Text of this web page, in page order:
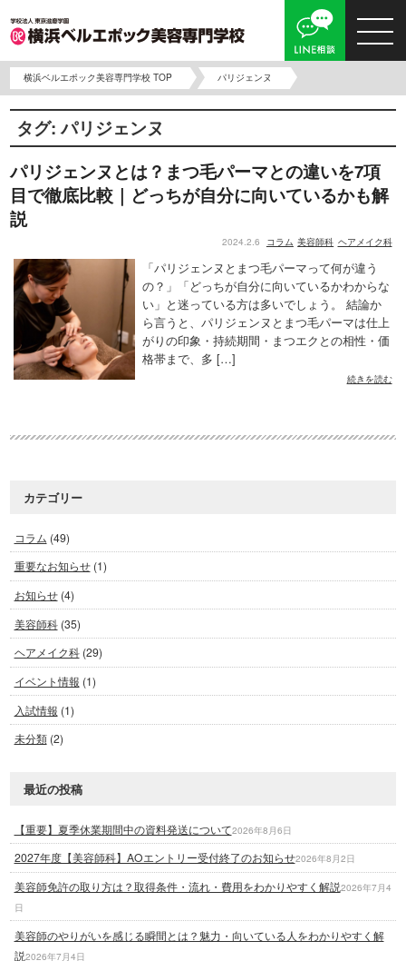
横浜ベルエポック美容専門学校 TOP パリジェンヌ
タグ:パリジェンヌ
パリジェンヌとは？まつ毛パーマとの違いを7項
目で徹底比較｜どっちが自分に向いているかも解
説
2024.2.6 コラム 美容師科 ヘアメイク科
「パリジェンヌとまつ毛パーマって何が違う
の？」「どっちが自分に向いているかわからな
い」と迷っている方は多いでしょう。 結論か
ら言うと、パリジェンヌとまつ毛パーマは仕上
がりの印象・持続期間・まつエクとの相性・価
格帯まで、多 […]
続きを読む
カテゴリー
コラム (49)
重要なお知らせ(1)
お知らせ(4)
美容師科(35)
ヘアメイク科(29)
イベント情報 (1)
入試情報 (1)
未分類(2)
最近の投稿
【重要】夏季休業期間中の資料発送について2026年8月6日
2027年度【美容師科】AOエントリー受付終了のお知らせ2026年8月2日
美容師免許の取り方は？取得条件・流れ・費用をわかりやすく解説2026年7月4
日
美容師のやりがいを感じる瞬間とは？魅力・向いている人をわかりやすく解
説2026年7月4日